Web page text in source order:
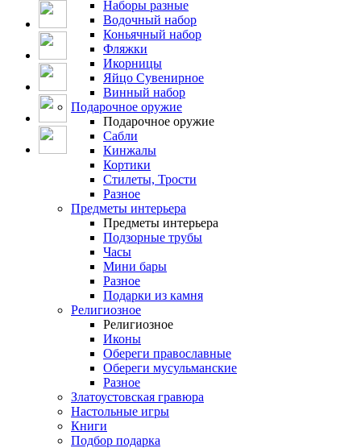
Наборы разные
Водочный набор
Коньячный набор
Фляжки
Икорницы
Яйцо Сувенирное
Винный набор
Подарочное оружие
Подарочное оружие
Сабли
Кинжалы
Кортики
Стилеты, Трости
Разное
Предметы интерьера
Предметы интерьера
Подзорные трубы
Часы
Мини бары
Разное
Подарки из камня
Религиозное
Религиозное
Иконы
Обереги православные
Обереги мусульманские
Разное
Златоустовская гравюра
Настольные игры
Книги
Подбор подарка